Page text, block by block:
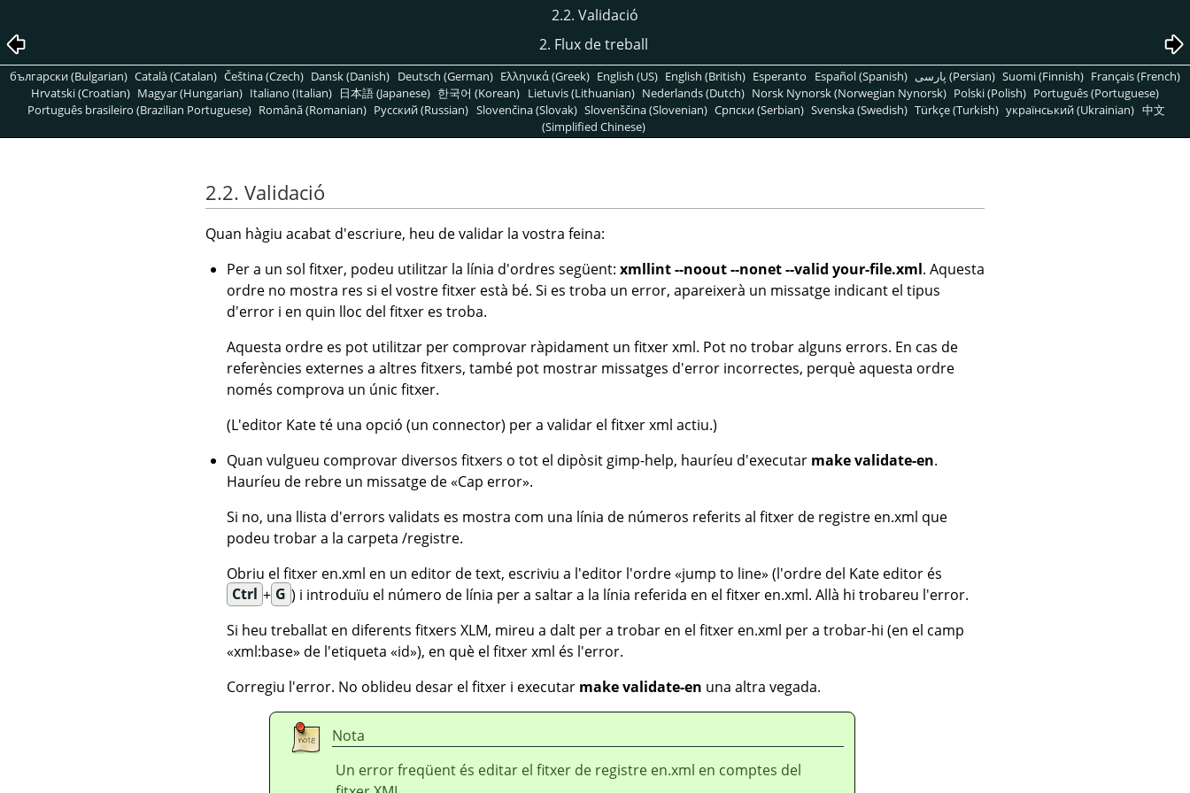
2.2. Validació
2. Flux de treball
български (Bulgarian) Català (Catalan) Čeština (Czech) Dansk (Danish) Deutsch (German) Ελληνικά (Greek) English (US) English (British) Esperanto Español (Spanish) پارسی (Persian) Suomi (Finnish) Français (French)
Hrvatski (Croatian) Magyar (Hungarian) Italiano (Italian) 日本語 (Japanese) 한국어 (Korean) Lietuvis (Lithuanian) Nederlands (Dutch) Norsk Nynorsk (Norwegian Nynorsk) Polski (Polish) Português (Portuguese)
Português brasileiro (Brazilian Portuguese) Română (Romanian) Pусский (Russian) Slovenčina (Slovak) Slovenščina (Slovenian) Српски (Serbian) Svenska (Swedish) Türkçe (Turkish) український (Ukrainian) 中文
(Simplified Chinese)
2.2. Validació
Quan hàgiu acabat d'escriure, heu de validar la vostra feina:
Per a un sol fitxer, podeu utilitzar la línia d'ordres següent: xmllint --noout --nonet --valid your-file.xml. Aquesta
ordre no mostra res si el vostre fitxer està bé. Si es troba un error, apareixerà un missatge indicant el tipus
d'error i en quin lloc del fitxer es troba.
Aquesta ordre es pot utilitzar per comprovar ràpidament un fitxer xml. Pot no trobar alguns errors. En cas de
referències externes a altres fitxers, també pot mostrar missatges d'error incorrectes, perquè aquesta ordre
només comprova un únic fitxer.
(L'editor Kate té una opció (un connector) per a validar el fitxer xml actiu.)
Quan vulgueu comprovar diversos fitxers o tot el dipòsit gimp-help, hauríeu d'executar make validate-en.
Hauríeu de rebre un missatge de«Cap error».
Si no, una llista d'errors validats es mostra com una línia de números referits al fitxer de registre en.xml que
podeu trobar a la carpeta /registre.
Obriu el fitxer en.xml en un editor de text, escriviu a l'editor l'ordre«jump to line» (l'ordre del Kate editor és
Ctrl + G ) i introduïu el número de línia per a saltar a la línia referida en el fitxer en.xml. Allà hi trobareu l'error.
Si heu treballat en diferents fitxers XLM, mireu a dalt per a trobar en el fitxer en.xml per a trobar-hi (en el camp
«xml:base» de l'etiqueta «id»), en què el fitxer xml és l'error.
Corregiu l'error. No oblideu desar el fitxer i executar make validate-en una altra vegada.
Nota
Un error freqüent és editar el fitxer de registre en.xml en comptes del